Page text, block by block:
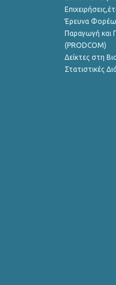
Έρευνα
Παραγωγή και
(PRODCOM)
Δείκτες στη
Στατιστικές